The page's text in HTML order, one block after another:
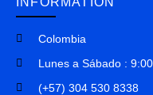
Colombia
Lunes a Sábado :
(+57) 304 530 8338